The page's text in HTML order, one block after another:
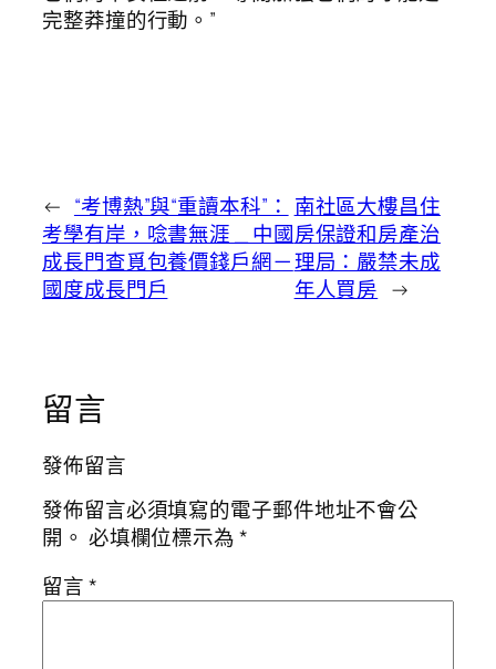
完整莽撞的行動。”
← “考博熱”與“重讀本科”：
考學有岸，唸書無涯 _ 中國
成長門查覓包養價錢戶網－
國度成長門戶
南社區大樓昌住
房保證和房產治
理局：嚴禁未成
年人買房 →
留言
發佈留言
發佈留言必須填寫的電子郵件地址不會公
開。 必填欄位標示為*
留言*